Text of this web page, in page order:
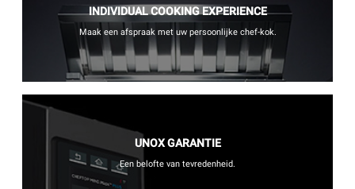
INDIVIDUAL COOKING EXPERIENCE
Maak een afspraak met uw persoonlijke chef-kok.
UNOX GARANTIE
Een belofte van tevredenheid.